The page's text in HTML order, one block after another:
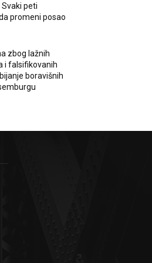
peti
promeni posao
zbog lažnih
i falsifikovanih
boravišnih